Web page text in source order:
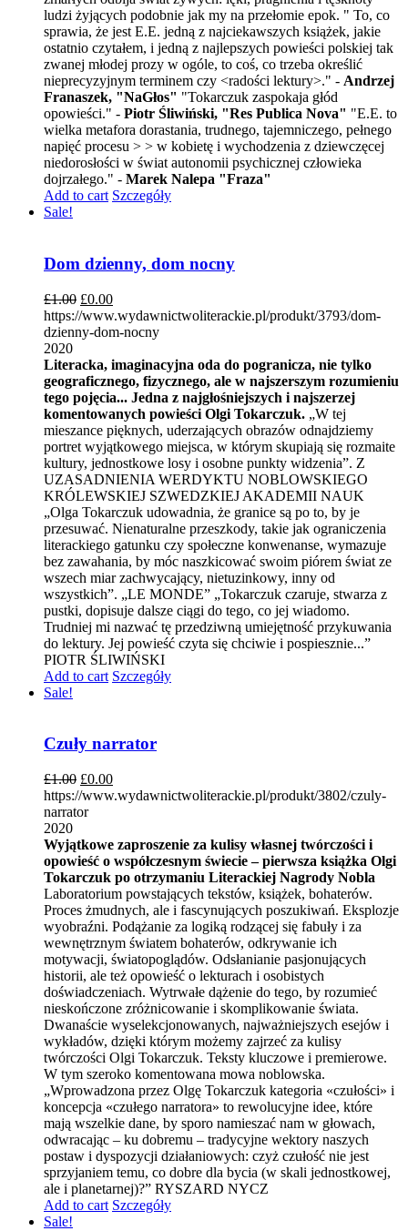
ludzi żyjących podobnie jak my na przełomie epok. " To, co
sprawia, że jest E.E. jedną z najciekawszych książek, jakie
ostatnio czytałem, i jedną z najlepszych powieści polskiej tak
zwanej młodej prozy w ogóle, to coś, co trzeba określić
nieprecyzyjnym terminem czy <radości lektury>." - Andrzej
Franaszek, "NaGłos" "Tokarczuk zaspokaja głód
opowieści." - Piotr Śliwiński, "Res Publica Nova" "E.E. to
wielka metafora dorastania, trudnego, tajemniczego, pełnego
napięć procesu > > w kobietę i wychodzenia z dziewczęcej
niedorosłości w świat autonomii psychicznej człowieka
dojrzałego." - Marek Nalepa "Fraza"
Add to cart Szczegóły
Sale!
Dom dzienny, dom nocny
£1.00 £0.00
https://www.wydawnictwoliterackie.pl/produkt/3793/dom-
dzienny-dom-nocny
2020
Literacka, imaginacyjna oda do pogranicza, nie tylko
geograficznego, fizycznego, ale w najszerszym rozumieniu
tego pojęcia... Jedna z najgłośniejszych i najszerzej
komentowanych powieści Olgi Tokarczuk. „W tej
mieszance pięknych, uderzających obrazów odnajdziemy
portret wyjątkowego miejsca, w którym skupiają się rozmaite
kultury, jednostkowe losy i osobne punkty widzenia”. Z
UZASADNIENIA WERDYKTU NOBLOWSKIEGO
KRÓLEWSKIEJ SZWEDZKIEJ AKADEMII NAUK
„Olga Tokarczuk udowadnia, że granice są po to, by je
przesuwać. Nienaturalne przeszkody, takie jak ograniczenia
literackiego gatunku czy społeczne konwenanse, wymazuje
bez zawahania, by móc naszkicować swoim piórem świat ze
wszech miar zachwycający, nietuzinkowy, inny od
wszystkich”. „LE MONDE” „Tokarczuk czaruje, stwarza z
pustki, dopisuje dalsze ciągi do tego, co jej wiadomo.
Trudniej mi nazwać tę przedziwną umiejętność przykuwania
do lektury. Jej powieść czyta się chciwie i pospiesznie...”
PIOTR ŚLIWIŃSKI
Add to cart Szczegóły
Sale!
Czuły narrator
£1.00 £0.00
https://www.wydawnictwoliterackie.pl/produkt/3802/czuly-
narrator
2020
Wyjątkowe zaproszenie za kulisy własnej twórczości i
opowieść o współczesnym świecie – pierwsza książka Olgi
Tokarczuk po otrzymaniu Literackiej Nagrody Nobla
Laboratorium powstających tekstów, książek, bohaterów.
Proces żmudnych, ale i fascynujących poszukiwań. Eksplozje
wyobraźni. Podążanie za logiką rodzącej się fabuły i za
wewnętrznym światem bohaterów, odkrywanie ich
motywacji, światopoglądów. Odsłanianie pasjonujących
historii, ale też opowieść o lekturach i osobistych
doświadczeniach. Wytrwałe dążenie do tego, by rozumieć
nieskończone zróżnicowanie i skomplikowanie świata.
Dwanaście wyselekcjonowanych, najważniejszych esejów i
wykładów, dzięki którym możemy zajrzeć za kulisy
twórczości Olgi Tokarczuk. Teksty kluczowe i premierowe.
W tym szeroko komentowana mowa noblowska.
„Wprowadzona przez Olgę Tokarczuk kategoria «czułości» i
koncepcja «czułego narratora» to rewolucyjne idee, które
mają wszelkie dane, by sporo namieszać nam w głowach,
odwracając – ku dobremu – tradycyjne wektory naszych
postaw i dyspozycji działaniowych: czyż czułość nie jest
sprzyjaniem temu, co dobre dla bycia (w skali jednostkowej,
ale i planetarnej)?” RYSZARD NYCZ
Add to cart Szczegóły
Sale!